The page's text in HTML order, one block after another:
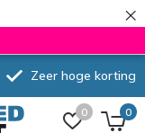
×
0 0